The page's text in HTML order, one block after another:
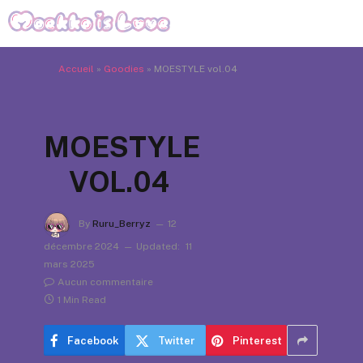
Accueil » Goodies » MOESTYLE vol.04
MOESTYLE
VOL.04
By Ruru_Berryz
12
décembre 2024
Updated: 11
mars 2025
Aucun commentaire
1 Min Read
Facebook Twitter Pinterest